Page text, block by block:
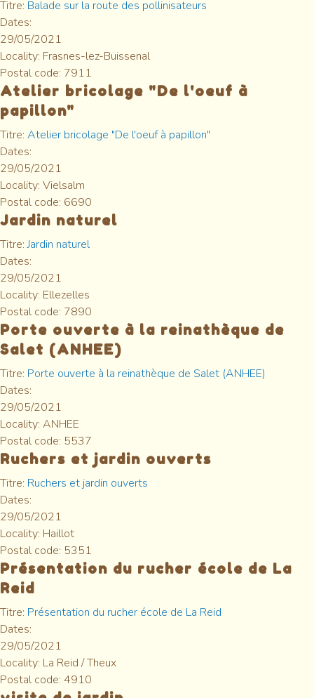
Titre: Balade sur la route des pollinisateurs
Dates:
29/05/2021
Locality: Frasnes-lez-Buissenal
Postal code: 7911
Atelier bricolage "De l'oeuf à
papillon"
Titre: Atelier bricolage "De l'oeuf à papillon"
Dates:
29/05/2021
Locality: Vielsalm
Postal code: 6690
Jardin naturel
Titre:Jardin naturel
Dates:
29/05/2021
Locality: Ellezelles
Postal code: 7890
Porte ouverte à la reinathèque de
Salet (ANHEE)
Titre: Porte ouverte à la reinathèque de Salet (ANHEE)
Dates:
29/05/2021
Locality: ANHEE
Postal code: 5537
Ruchers et jardin ouverts
Titre: Ruchers et jardin ouverts
Dates:
29/05/2021
Locality: Haillot
Postal code: 5351
Présentation du rucher école de La
Reid
Titre: Présentation du rucher école de La Reid
Dates:
29/05/2021
Locality: La Reid / Theux
Postal code: 4910